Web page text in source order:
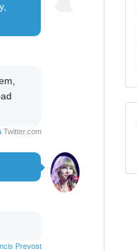
Twitter.com
Prevost